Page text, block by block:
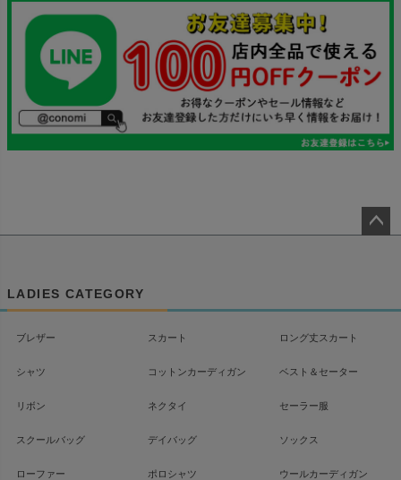
LADIES CATEGORY
ブレザー スカート ロング丈スカート
シャツ コットンカーディガン ベスト＆セーター
リボン ネクタイ セーラー服
スクールバッグ デイバッグ ソックス
ローファー ポロシャツ ウールカーディガン